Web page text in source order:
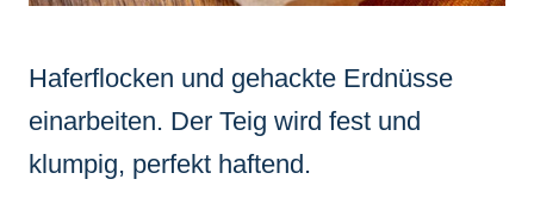
Haferflocken und gehackte Erdnüsse
einarbeiten. Der Teig wird fest und
klumpig, perfekt haftend.